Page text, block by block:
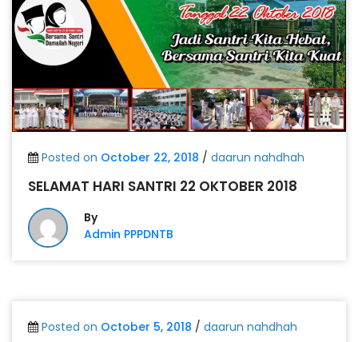
Posted on October 22, 2018 / daarun nahdhah
SELAMAT HARI SANTRI 22 OKTOBER 2018
By
Admin PPPDNTB
Posted on October 5, 2018 / daarun nahdhah